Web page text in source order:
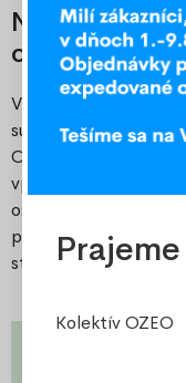
Nesúhlas a
cookies
V prípade, že chcete
súbory cookies,
Odmietnutie súborov
vplyv na použiteľnosť
ostatných.
povoliť súbory
stránok.
Kolektív OZEO